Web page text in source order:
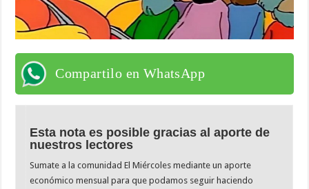
Compartilo en WhatsApp
Esta nota es posible gracias al aporte de
nuestros lectores
Sumate a la comunidad El Miércoles mediante un aporte
económico mensual para que podamos seguir haciendo